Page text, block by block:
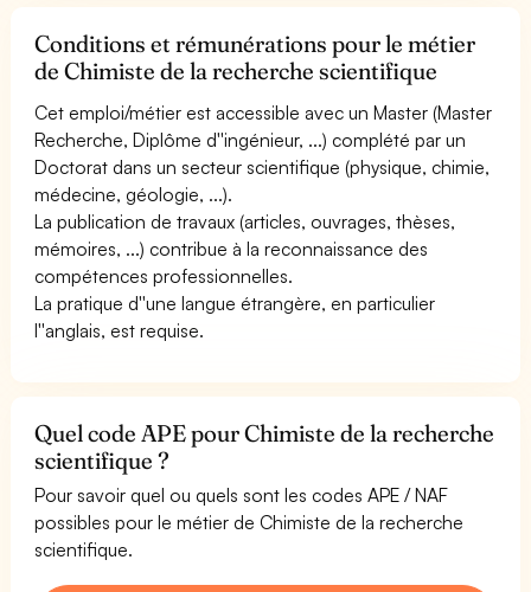
Conditions et rémunérations pour le métier
de Chimiste de la recherche scientifique
Cet emploi/métier est accessible avec un Master (Master
Recherche, Diplôme d''ingénieur, ...) complété par un
Doctorat dans un secteur scientifique (physique, chimie,
médecine, géologie, ...).
La publication de travaux (articles, ouvrages, thèses,
mémoires, ...) contribue à la reconnaissance des
compétences professionnelles.
La pratique d''une langue étrangère, en particulier
l''anglais, est requise.
Quel code APE pour Chimiste de la recherche
scientifique ?
Pour savoir quel ou quels sont les codes APE / NAF
possibles pour le métier de Chimiste de la recherche
scientifique.